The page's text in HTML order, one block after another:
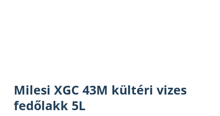
Milesi XGC 43M kültéri vizes
fedőlakk 5L